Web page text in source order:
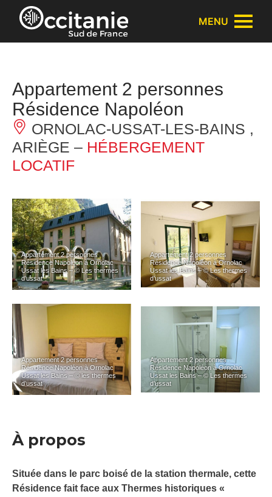
Panneau de gestion des cookies
MENU
Appartement 2 personnes
Résidence Napoléon
ORNOLAC-USSAT-LES-BAINS ,
ARIÈGE – HÉBERGEMENT
LOCATIF
Appartement 2 personnes
Résidence Napoléon à Ornolac
Ussat les Bains – © Les thermes
d’ussat
Appartement 2 personnes
Résidence Napoléon à Ornolac
Ussat les Bains – © Les thermes
d’ussat
Appartement 2 personnes
Résidence Napoléon à Ornolac
Ussat les Bains – © les thermes
d’ussat
Appartement 2 personnes
Résidence Napoléon à Ornolac
Ussat les Bains – © Les thermes
d’ussat
À propos
Située dans le parc boisé de la station thermale, cette
Résidence fait face aux Thermes historiques «